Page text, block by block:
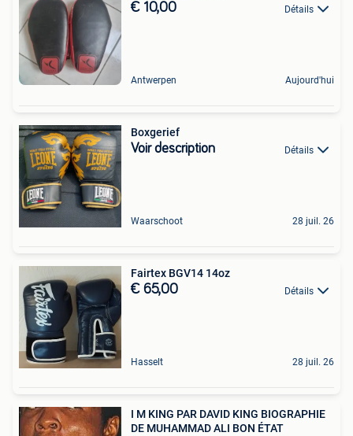
€ 10,00 Détails
Antwerpen Aujourd'hui
Boxgerief
Voir description Détails
Waarschoot 28 juil. 26
Fairtex BGV14 14oz
€ 65,00 Détails
Hasselt 28 juil. 26
I M KING PAR DAVID KING BIOGRAPHIE
DE MUHAMMAD ALI BON ÉTAT